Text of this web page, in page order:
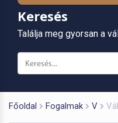
Keresés
Találja meg gyorsan a
Főoldal Fogalmak V